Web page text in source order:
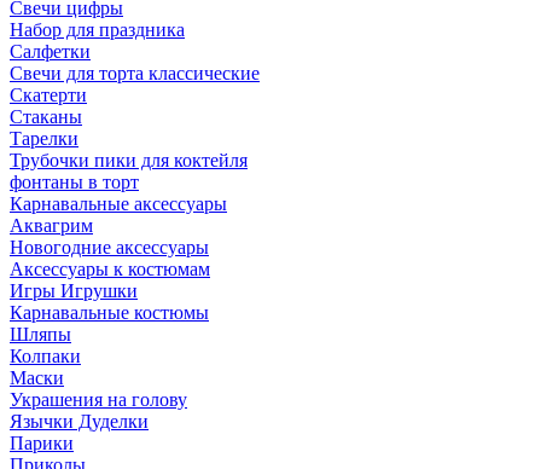
Свечи цифры
Набор для праздника
Салфетки
Свечи для торта классические
Скатерти
Стаканы
Тарелки
Трубочки пики для коктейля
фонтаны в торт
Карнавальные аксессуары
Аквагрим
Новогодние аксессуары
Аксессуары к костюмам
Игры Игрушки
Карнавальные костюмы
Шляпы
Колпаки
Маски
Украшения на голову
Язычки Дуделки
Парики
Приколы